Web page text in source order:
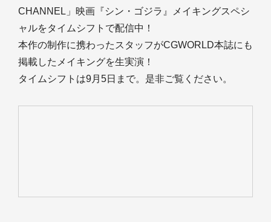
CHANNEL」映画『シン・ゴジラ』メイキングスペシ
ャルをタイムシフトで配信中！
本作の制作に携わったスタッフがCGWORLD本誌にも
掲載したメイキングを生実演！
タイムシフトは9月5日まで。是非ご覧ください。